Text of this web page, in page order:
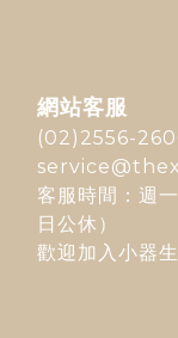
網站客服
(02)2556-
客服時間：週
日公休）
歡迎加入 小器